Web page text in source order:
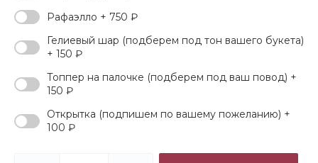
Рафаэлло + 750 ₽
Гелиевый шар (подберем под тон вашего букета)
+ 150 ₽
Топпер на палочке (подберем под ваш повод) +
150 ₽
Открытка (подпишем по вашему пожеланию) +
100 ₽